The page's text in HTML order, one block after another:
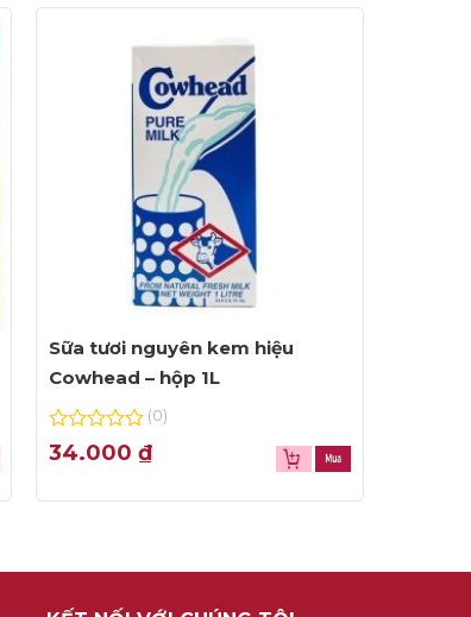
Sữa tươi nguyên kem hiệu
Cowhead – hộp 1L
0
out
5
(0)
34.000 ₫